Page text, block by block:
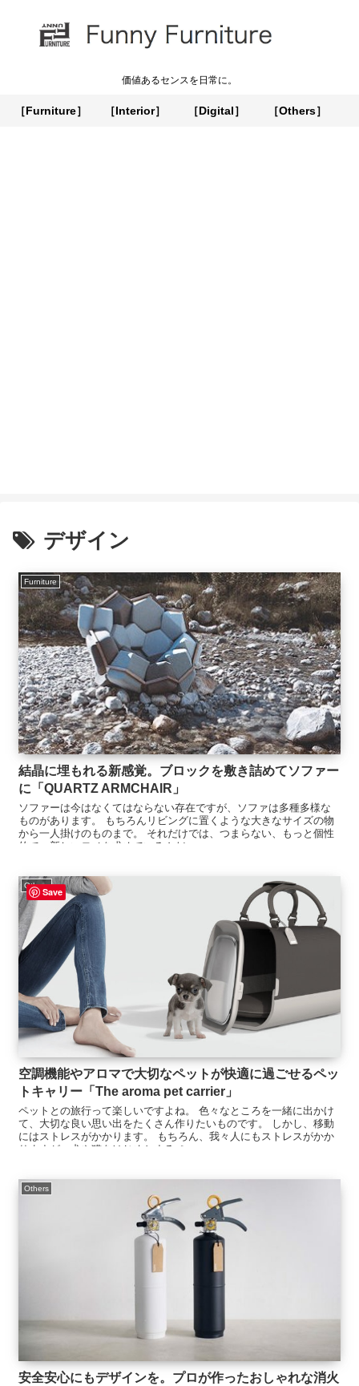
価値あるセンスを日常に。
［Furniture］ ［Interior］ ［Digital］ ［Others］
デザイン
Furniture
結晶に埋もれる新感覚。ブロックを敷き詰めてソファー
に「QUARTZ ARMCHAIR」
ソファーは今はなくてはならない存在ですが、ソファは多種多様な
ものがあります。 もちろんリビングに置くような大きなサイズの物
から一人掛けのものまで。 それだけでは、つまらない、もっと個性
的で、新しいモノを求めているんだ...
Others
空調機能やアロマで大切なペットが快適に過ごせるペッ
トキャリー「The aroma pet carrier」
ペットとの旅行って楽しいですよね。 色々なところを一緒に出かけ
て、大切な良い思い出をたくさん作りたいものです。 しかし、移動
にはストレスがかかります。 もちろん、我々人にもストレスがかか
りますが、犬や猫をはじめとするペ...
Others
安全安心にもデザインを。プロが作ったおしゃれな消火
Save